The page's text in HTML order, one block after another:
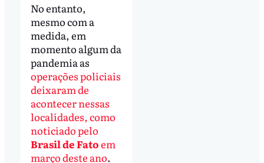
No entanto,
mesmo com a
medida, em
momento algum da
pandemia as
operações policiais
deixaram de
acontecer nessas
localidades, como
noticiado pelo
Brasil de Fatoem
março deste ano.